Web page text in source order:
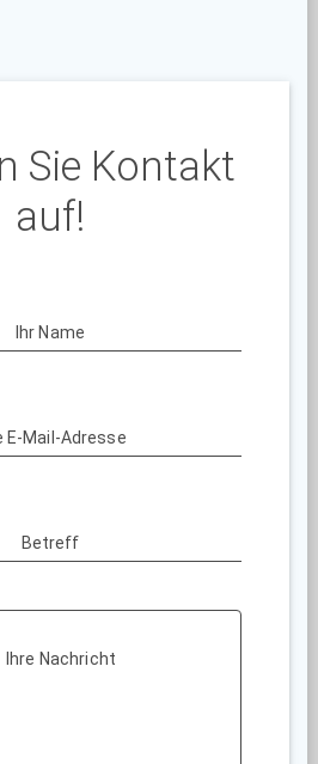
Sie Kontakt
auf!
Ihr Name
E-Mail-Adresse
Betreff
Ihre Nachricht